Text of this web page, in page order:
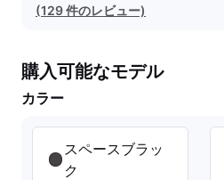
(129 件のレビュー)
購入可能なモデル
カラー
スペースブラッ
ク